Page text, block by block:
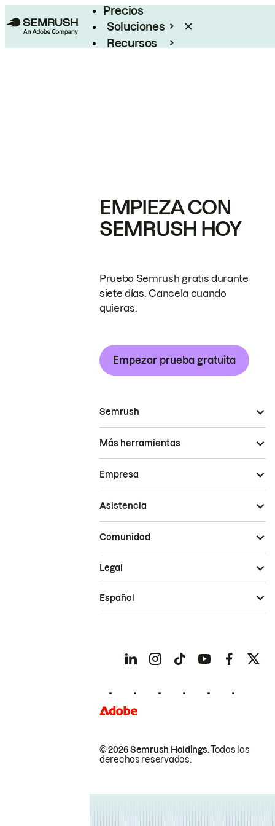
Precios
Soluciones
Recursos
EMPIEZA CON
SEMRUSH HOY
Prueba Semrush gratis durante
siete días. Cancela cuando
quieras.
Empezar prueba gratuita
Semrush
Más herramientas
Empresa
Asistencia
Comunidad
© 2026 Semrush Holdings.Todos los
derechos reservados.
Legal
Español